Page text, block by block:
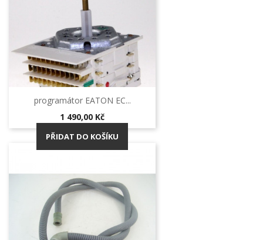
programátor EATON EC...
Cena
1 490,00 Kč
PŘIDAT DO KOŠÍKU